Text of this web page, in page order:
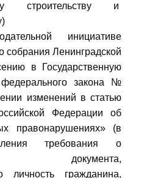
строительству и
инициативе
собрания Ленинградской
в Государственную
закона №
изменений в статью
Федерации об
правонарушениях» (в
требования о
документа,
личность гражданина,